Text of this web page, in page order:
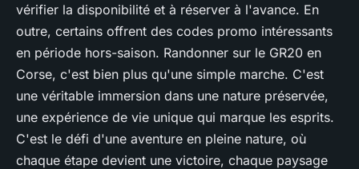
vérifier la disponibilité et à réserver à l'avance. En
outre, certains offrent des codes promo intéressants
en période hors-saison. Randonner sur le GR20 en
Corse, c'est bien plus qu'une simple marche. C'est
une véritable immersion dans une nature préservée,
une expérience de vie unique qui marque les esprits.
C'est le défi d'une aventure en pleine nature, où
chaque étape devient une victoire, chaque paysage